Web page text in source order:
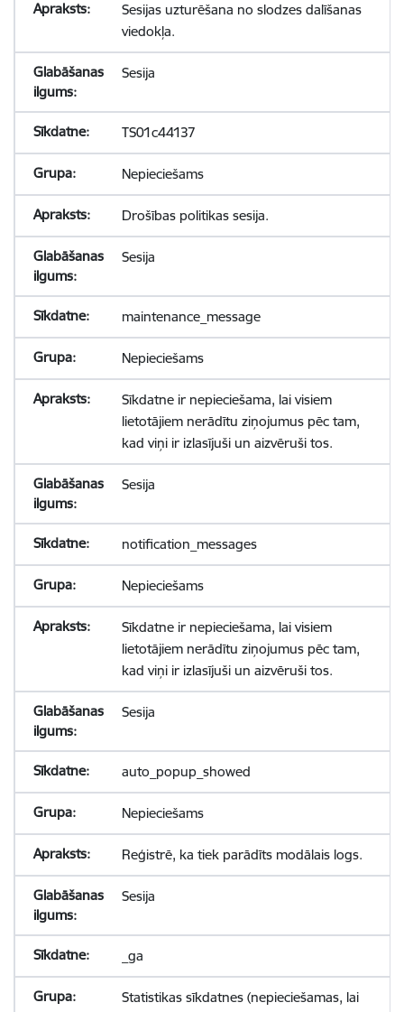
Sesijas uzturēšana no slodzes dalīšanas
viedokļa.
Sesija
TS01c44137
Nepieciešams
Drošības politikas sesija.
Sesija
maintenance_message
Nepieciešams
Sīkdatne ir nepieciešama, lai visiem
lietotājiem nerādītu ziņojumus pēc tam,
kad viņi ir izlasījuši un aizvēruši tos.
Sesija
notification_messages
Nepieciešams
Sīkdatne ir nepieciešama, lai visiem
lietotājiem nerādītu ziņojumus pēc tam,
kad viņi ir izlasījuši un aizvēruši tos.
Sesija
auto_popup_showed
Nepieciešams
Reģistrē, ka tiek parādīts modālais logs.
Sesija
_ga
Statistikas sīkdatnes (nepieciešamas, lai